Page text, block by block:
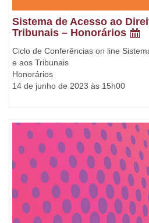
Sistema de Acesso ao
Tribunais – Honorários
Ciclo de Conferências on line
e aos Tribunais
Honorários
14 de junho de 2023 às 15h00